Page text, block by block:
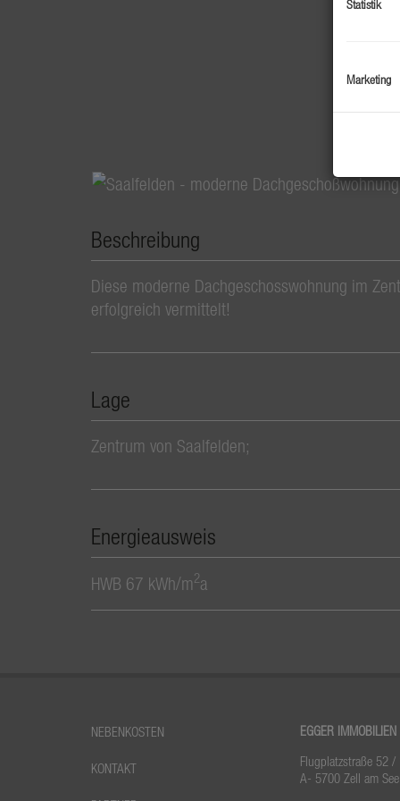
Beschreibung
Diese moderne Dachgeschosswohnung im
erfolgreich vermittelt!
Lage
Zentrum von Saalfelden;
Energieausweis
HWB 67 kWh/m2a
NEBENKOSTEN
KONTAKT
EGGER IMMOBILIEN
Flugplatzstraße 52 /
A- 5700 Zell am See
Statistik
Marketing